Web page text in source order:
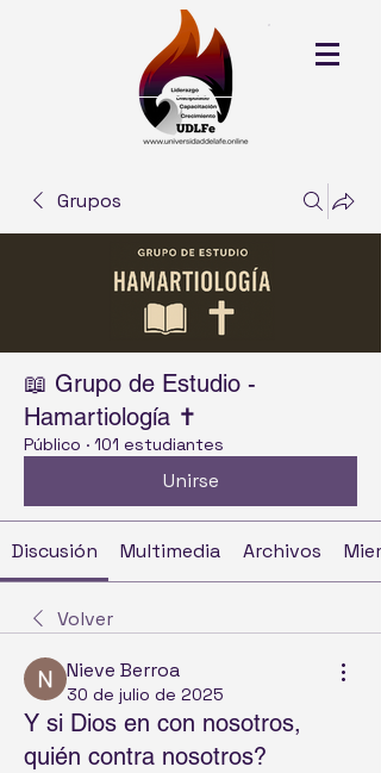
Grupos
📖 Grupo de Estudio -
Hamartiología ✝️
Público · 101 estudiantes
Unirse
Discusión Multimedia Archivos
Volver
Nieve Berroa
30 de julio de 2025
Y si Dios en con nosotros,
quién contra nosotros?